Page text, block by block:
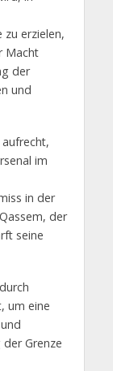
erzielen,
Macht
der
und
im
in der
der
seine
um eine
Grenze